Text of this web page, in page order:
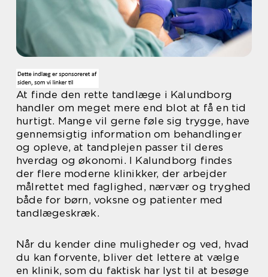
At finde den rette tandlæge i Kalundborg
handler om meget mere end blot at få en tid
hurtigt. Mange vil gerne føle sig trygge, have
gennemsigtig information om behandlinger
og opleve, at tandplejen passer til deres
hverdag og økonomi. I Kalundborg findes
der flere moderne klinikker, der arbejder
målrettet med faglighed, nærvær og tryghed
både for børn, voksne og patienter med
tandlægeskræk.
Når du kender dine muligheder og ved, hvad
du kan forvente, bliver det lettere at vælge
en klinik, som du faktisk har lyst til at besøge